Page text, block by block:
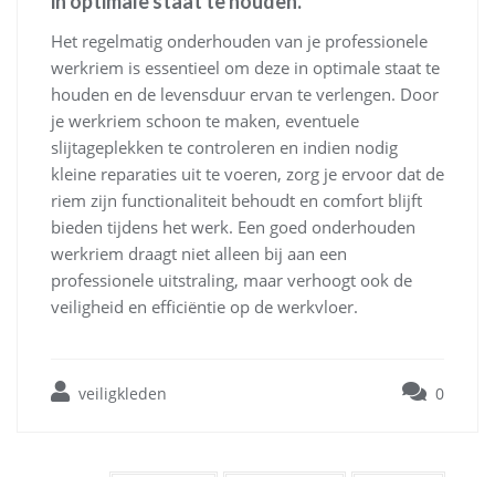
Het regelmatig onderhouden van je professionele
werkriem is essentieel om deze in optimale staat te
houden en de levensduur ervan te verlengen. Door
je werkriem schoon te maken, eventuele
slijtageplekken te controleren en indien nodig
kleine reparaties uit te voeren, zorg je ervoor dat de
riem zijn functionaliteit behoudt en comfort blijft
bieden tijdens het werk. Een goed onderhouden
werkriem draagt niet alleen bij aan een
professionele uitstraling, maar verhoogt ook de
veiligheid en efficiëntie op de werkvloer.
veiligkleden 0